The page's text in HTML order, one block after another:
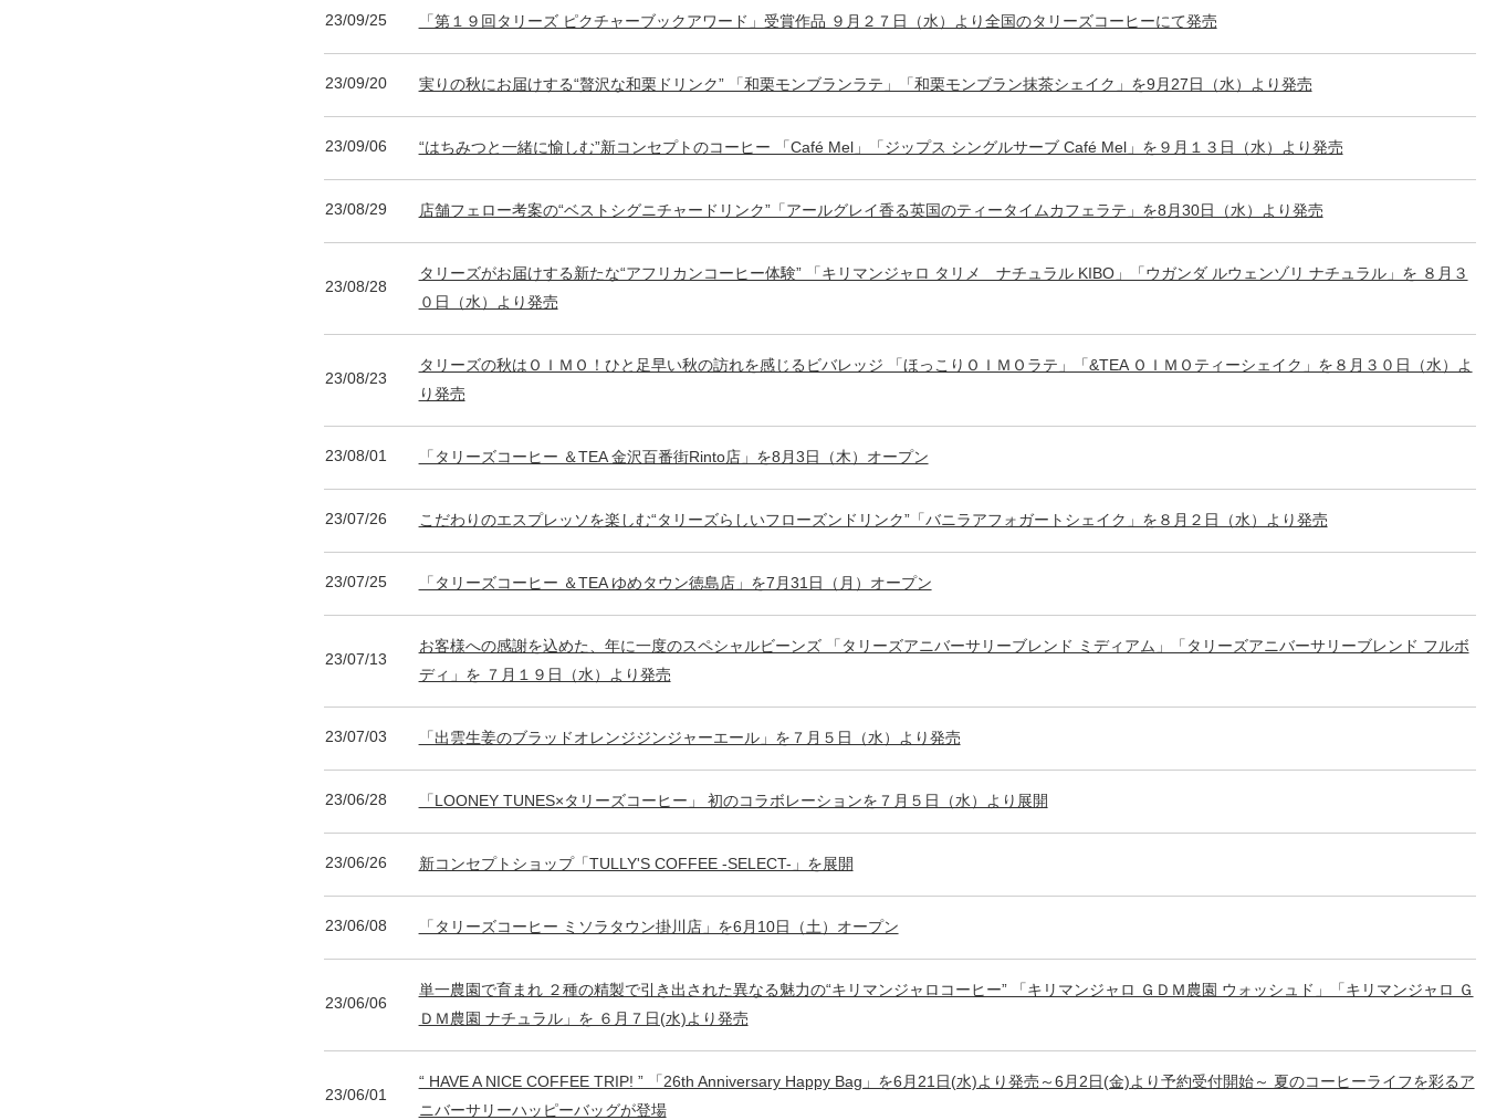
23/09/25 「第１９回タリーズ ピクチャーブックアワード」受賞作品 ９月２７日（水）より全国のタリーズコーヒーにて発売
23/09/20 実りの秋にお届けする“贅沢な和栗ドリンク” 「和栗モンブランラテ」「和栗モンブラン抹茶シェイク」を9月27日（水）より発売
23/09/06 “はちみつと一緒に愉しむ”新コンセプトのコーヒー 「Café Mel」「ジップス シングルサーブ Café Mel」を９月１３日（水）より発売
23/08/29 店舗フェロー考案の“ベストシグニチャードリンク”「アールグレイ香る英国のティータイムカフェラテ」を8月30日（水）より発売
23/08/28
タリーズがお届けする新たな“アフリカンコーヒー体験” 「キリマンジャロ タリメ ナチュラル KIBO」「ウガンダ ルウェンゾリ ナチュラル」を ８月３
０日（水）より発売
23/08/23
タリーズの秋はＯＩＭＯ！ひと足早い秋の訪れを感じるビバレッジ 「ほっこりＯＩＭＯラテ」「&TEA ＯＩＭＯティーシェイク」を８月３０日（水）よ
り発売
23/08/01 「タリーズコーヒー ＆TEA 金沢百番街Rinto店」を8月3日（木）オープン
23/07/26 こだわりのエスプレッソを楽しむ“タリーズらしいフローズンドリンク”「バニラアフォガートシェイク」を８月２日（水）より発売
23/07/25 「タリーズコーヒー ＆TEA ゆめタウン徳島店」を7月31日（月）オープン
23/07/13
お客様への感謝を込めた、年に一度のスペシャルビーンズ 「タリーズアニバーサリーブレンド ミディアム」「タリーズアニバーサリーブレンド フルボ
ディ」を ７月１９日（水）より発売
23/07/03 「出雲生姜のブラッドオレンジジンジャーエール」を７月５日（水）より発売
23/06/28 「LOONEY TUNES×タリーズコーヒー」 初のコラボレーションを７月５日（水）より展開
23/06/26 新コンセプトショップ「TULLY'S COFFEE -SELECT-」を展開
23/06/08 「タリーズコーヒー ミソラタウン掛川店」を6月10日（土）オープン
23/06/06
単一農園で育まれ ２種の精製で引き出された異なる魅力の“キリマンジャロコーヒー” 「キリマンジャロ ＧＤＭ農園 ウォッシュド」「キリマンジャロ Ｇ
ＤＭ農園 ナチュラル」を ６月７日(水)より発売
23/06/01
“ HAVE A NICE COFFEE TRIP! ” 「26th Anniversary Happy Bag」を6月21日(水)より発売～6月2日(金)より予約受付開始～ 夏のコーヒーライフを彩るア
ニバーサリーハッピーバッグが登場